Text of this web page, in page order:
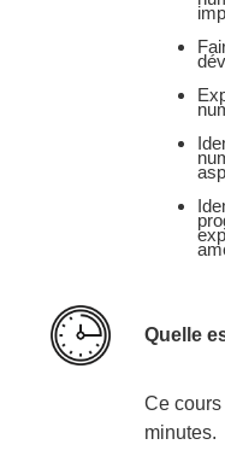
Quelle
Ce
minutes.